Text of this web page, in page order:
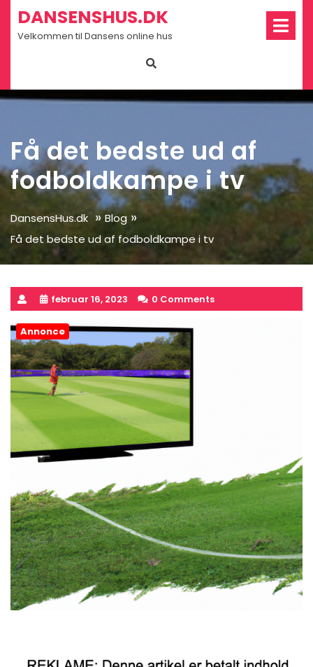
Skip
content
DANSENSHUS.DK
Velkommen til Dansens online hus
Få det bedste ud af
fodboldkampe i tv
DansensHus.dk»Blog »
Få det bedste ud af fodboldkampe i tv
februar 16, 2023 0 Comments
Annonce